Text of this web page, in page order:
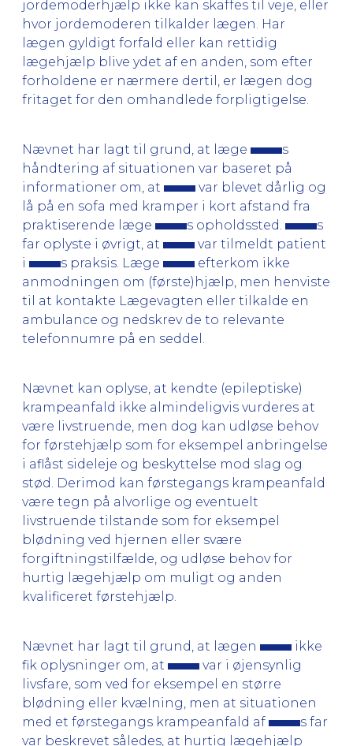
jordemoderhjælp ikke kan skaffes til veje, eller
hvor jordemoderen tilkalder lægen. Har
lægen gyldigt forfald eller kan rettidig
lægehjælp blive ydet af en anden, som efter
forholdene er nærmere dertil, er lægen dog
fritaget for den omhandlede forpligtigelse.
Nævnet har lagt til grund, at læge
s
håndtering af situationen var baseret på
informationer om, at
var blevet dårlig og
lå på en sofa med kramper i kort afstand fra
praktiserende læge
s opholdssted.
s
far oplyste i øvrigt, at
var tilmeldt patient
i
s praksis. Læge
efterkom ikke
anmodningen om (første)hjælp, men henviste
til at kontakte Lægevagten eller tilkalde en
ambulance og nedskrev de to relevante
telefonnumre på en seddel.
Nævnet kan oplyse, at kendte (epileptiske)
krampeanfald ikke almindeligvis vurderes at
være livstruende, men dog kan udløse behov
for førstehjælp som for eksempel anbringelse
i aflåst sideleje og beskyttelse mod slag og
stød. Derimod kan førstegangs krampeanfald
være tegn på alvorlige og eventuelt
livstruende tilstande som for eksempel
blødning ved hjernen eller svære
forgiftningstilfælde, og udløse behov for
hurtig lægehjælp om muligt og anden
kvalificeret førstehjælp.
Nævnet har lagt til grund, at lægen
ikke
fik oplysninger om, at
var i øjensynlig
livsfare, som ved for eksempel en større
blødning eller kvælning, men at situationen
med et førstegangs krampeanfald af
s far
var beskrevet således, at hurtig lægehjælp